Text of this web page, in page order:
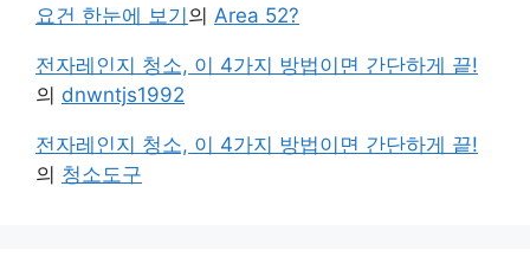
요건 한눈에 보기의 Area 52?
전자레인지 청소, 이 4가지 방법이면 간단하게 끝!
의 dnwntjs1992
전자레인지 청소, 이 4가지 방법이면 간단하게 끝!
의 청소도구